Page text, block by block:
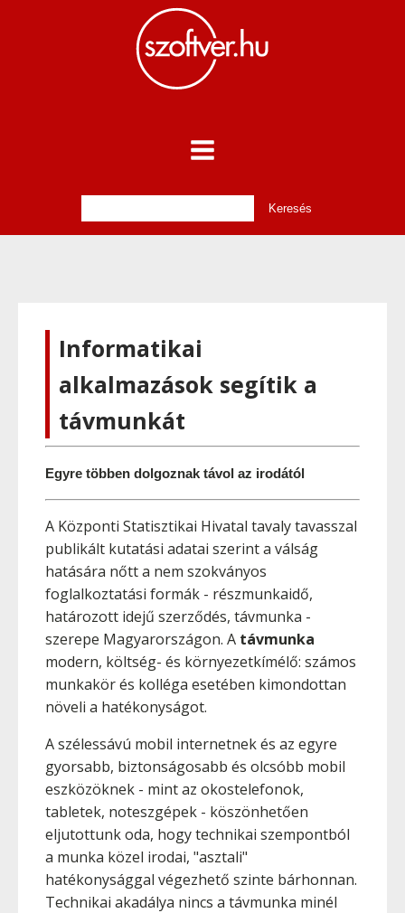
Informatikai
alkalmazások segítik a
távmunkát
Egyre többen dolgoznak távol az irodától
A Központi Statisztikai Hivatal tavaly tavasszal
publikált kutatási adatai szerint a válság
hatására nőtt a nem szokványos
foglalkoztatási formák - részmunkaidő,
határozott idejű szerződés, távmunka -
szerepe Magyarországon. A távmunka
modern, költség- és környezetkímélő: számos
munkakör és kolléga esetében kimondottan
növeli a hatékonyságot.
A szélessávú mobil internetnek és az egyre
gyorsabb, biztonságosabb és olcsóbb mobil
eszközöknek - mint az okostelefonok,
tabletek, noteszgépek - köszönhetően
eljutottunk oda, hogy technikai szempontból
a munka közel irodai, "asztali"
hatékonysággal végezhető szinte bárhonnan.
Technikai akadálya nincs a távmunka minél